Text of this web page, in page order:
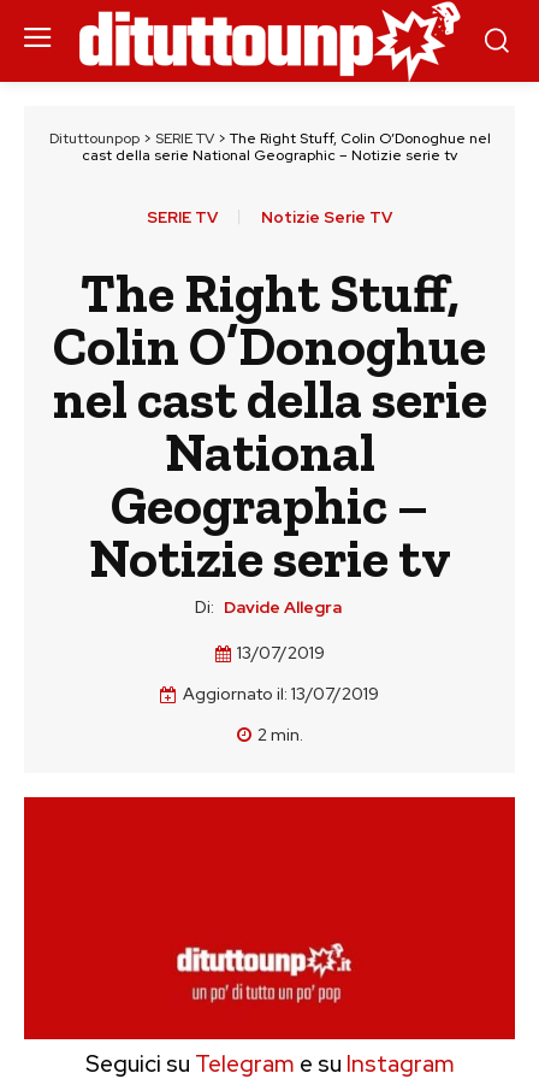
Dituttounpop> SERIE TV> The Right Stuff, Colin O’Donoghue nel
cast della serie National Geographic – Notizie serie tv
SERIE TV Notizie Serie TV
The Right Stuff,
Colin O’Donoghue
nel cast della serie
National
Geographic –
Notizie serie tv
Di: Davide Allegra
13/07/2019
Aggiornato il: 13/07/2019
2min.
Seguici su Telegram e su Instagram